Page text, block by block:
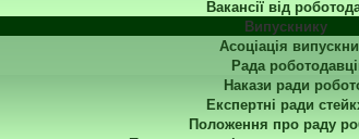
Вакансії від
Випускнику
Асоціація
Рада
Накази ради
Експертні ради
Положення про раду